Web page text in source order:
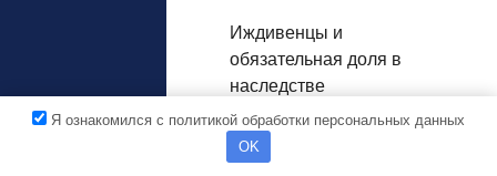
Иждивенцы и
обязательная доля в
наследстве
Наследование при
безвестном отсутствии
Я ознакомился с политикой обработки персональных данных
OK